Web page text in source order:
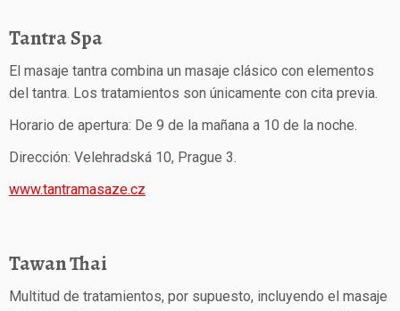
Tantra Spa
El masaje tantra combina un masaje clásico con elementos
del tantra. Los tratamientos son únicamente con cita previa.
Horario de apertura: De 9 de la mañana a 10 de la noche.
Dirección: Velehradská 10, Prague 3.
www.tantramasaze.cz
Tawan Thai
Multitud de tratamientos, por supuesto, incluyendo el masaje